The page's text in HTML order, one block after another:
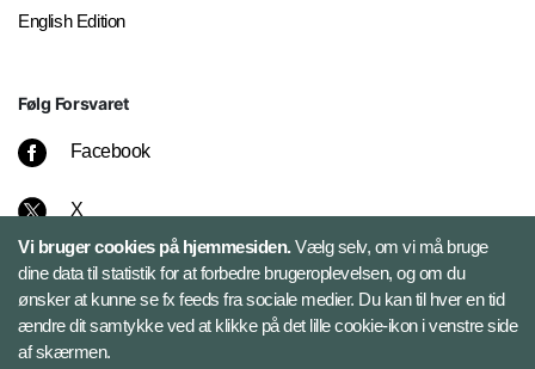
English Edition
Følg Forsvaret
Facebook
X
Instagram
Bluesky
Vi bruger cookies på hjemmesiden.Vælg selv, om vi må bruge
dine data til statistik for at forbedre brugeroplevelsen, og om du
ønsker at kunne se fx feeds fra sociale medier. Du kan til hver en tid
ændre dit samtykke ved at klikke på det lille cookie-ikon i venstre side
af skærmen.